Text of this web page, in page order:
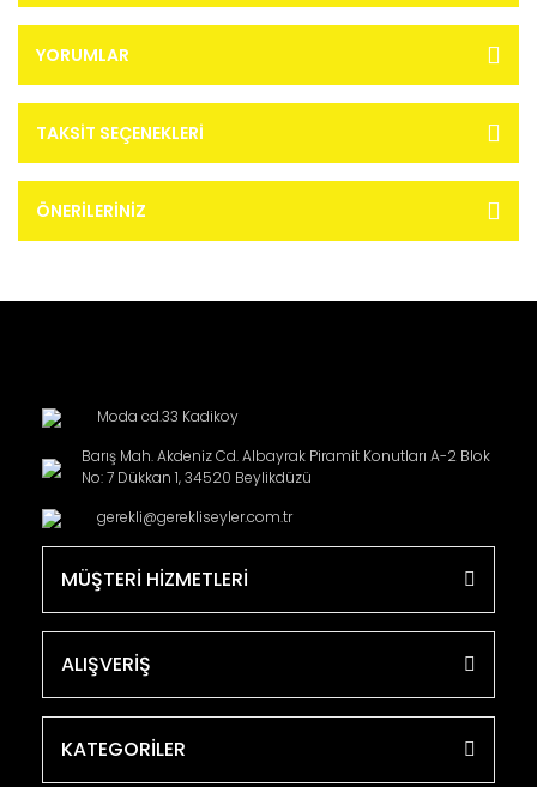
YORUMLAR
TAKSIT SEÇENEKLERI
ÖNERILERINIZ
Moda cd.33 Kadikoy
Barış Mah. Akdeniz Cd. Albayrak Piramit Konutları A-2 Blok
No: 7 Dükkan 1, 34520 Beylikdüzü
gerekli@gerekliseyler.com.tr
MÜŞTERİ HİZMETLERİ
ALIŞVERİŞ
KATEGORİLER